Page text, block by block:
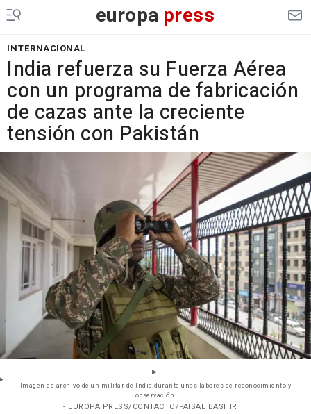
europa press
INTERNACIONAL
India refuerza su Fuerza Aérea
con un programa de fabricación
de cazas ante la creciente
tensión con Pakistán
Imagen de archivo de un militar de India durante unas labores de reconocimiento y
observación.
- EUROPA PRESS/CONTACTO/FAISAL BASHIR